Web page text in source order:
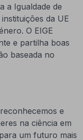
a Igualdade de
da UE
O EIGE
e partilha boas
baseada no
e
na ciência em
um futuro mais